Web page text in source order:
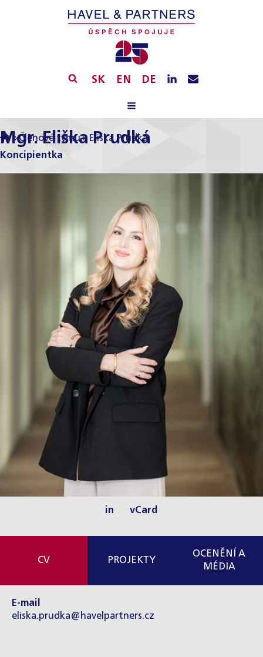
SK EN DE
» Členové týmu» Eliška Prudká
Mgr. Eliška Prudká
Koncipientka
in vCard
CV PROJEKTY
OCENĚNÍ A
MÉDIA
E-mail
eliska.prudka@havelpartners.cz